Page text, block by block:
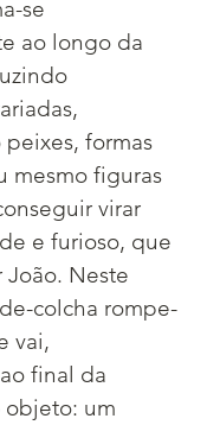
se
ao longo da
formas
mesmo figuras
virar
e furioso, que
João. Neste
colcha rompe-
vai,
final da
objeto: um